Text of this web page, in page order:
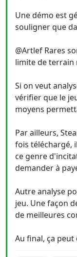
Une démo est
souligner que
@Artlef Rares
limite de terrain
Si on veut
vérifier que le
moyens
Par ailleurs,
fois téléchargé,
ce genre
demander à
Autre analyse
jeu. Une façon
de meilleures
Au final, ça